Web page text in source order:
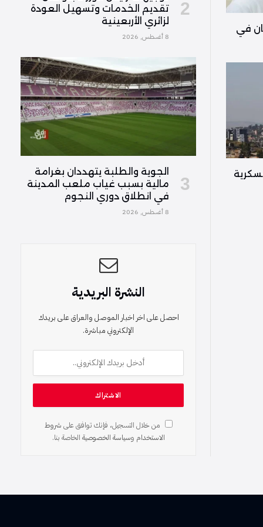
في
تقديم الخدمات وتسهيل العودة
لزائري الأربعينية
8 أغسطس, 2026
الجوية والطلبة يتهددان بغرامة
مالية بسبب غياب ملعب المدينة
في انطلاق دوري النجوم
8 أغسطس, 2026
النشرة البريدية
احصل على اخر اخبار الموصل والعراق على بريدك
الإلكتروني مباشرة.
من خلال التسجيل، فإنك توافق على شروط
الاستخدام وسياسة الخصوصية الخاصة بنا.